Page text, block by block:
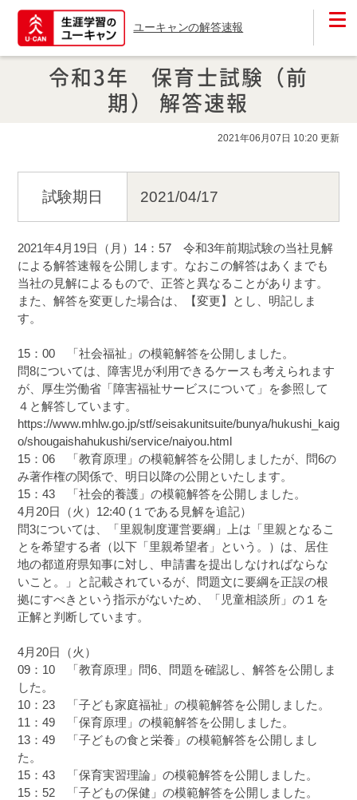
ユーキャンの解答速報
令和3年 保育士試験（前
期） 解答速報
2021年06月07日 10:20 更新
試験期日 2021/04/17
2021年4月19日（月）14：57　令和3年前期試験の当社見解
による解答速報を公開します。なおこの解答はあくまでも
当社の見解によるもので、正答と異なることがあります。
また、解答を変更した場合は、【変更】とし、明記しま
す。
15：00　「社会福祉」の模範解答を公開しました。
問8については、障害児が利用できるケースも考えられます
が、厚生労働省「障害福祉サービスについて」を参照して
４と解答しています。
https://www.mhlw.go.jp/stf/seisakunitsuite/bunya/hukushi_kaig
o/shougaishahukushi/service/naiyou.html
15：06　「教育原理」の模範解答を公開しましたが、問6の
み著作権の関係で、明日以降の公開といたします。
15：43　「社会的養護」の模範解答を公開しました。
4月20日（火）12:40 (１である見解を追記）
問3については、「里親制度運営要綱」上は「里親となるこ
とを希望する者（以下「里親希望者」という。）は、居住
地の都道府県知事に対し、申請書を提出しなければならな
いこと。」と記載されているが、問題文に要綱を正誤の根
拠にすべきという指示がないため、「児童相談所」の１を
正解と判断しています。
4月20日（火）
09：10　「教育原理」問6、問題を確認し、解答を公開しま
した。
10：23　「子ども家庭福祉」の模範解答を公開しました。
11：49　「保育原理」の模範解答を公開しました。
13：49　「子どもの食と栄養」の模範解答を公開しまし
た。
15：43　「保育実習理論」の模範解答を公開しました。
15：52　「子どもの保健」の模範解答を公開しました。